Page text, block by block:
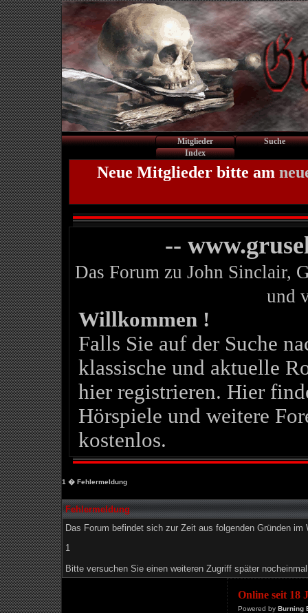
Mitglieder
Suche
Index
Neue Mitglieder bitte am
--
Das Forum zu John Sinclair,
und
Willkommen !
Falls Sie auf der Suche
klassische und aktuelle
hier registrieren. Hier
Hörspiele und weitere
kostenlos.
1 � Fehlermeldung
Fehlermeldung
Das Forum befindet sich zur Zeit aus folgenden Gründen im
1
Bitte versuchen Sie einen weiteren Zugriff später
Online seit 18
Powered by Burning